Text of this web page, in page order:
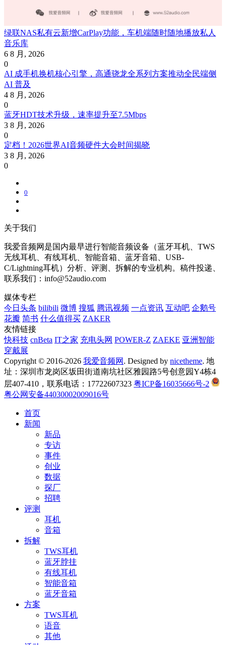
绿联NAS私有云新增CarPlay功能，车机端随时随地播放私人
音乐库
6 8 月, 2026
0
AI 成手机换机核心引擎，高通骁龙全系列方案推动全民端侧
AI 普及
4 8 月, 2026
0
蓝牙HDT技术升级，速率提升至7.5Mbps
3 8 月, 2026
0
定档！2026世界AI音频硬件大会时间揭晓
3 8 月, 2026
0
0
关于我们
我爱音频网是国内最早进行智能音频设备（蓝牙耳机、TWS
无线耳机、有线耳机、智能音箱、蓝牙音箱、USB-
C/Lightning耳机）分析、评测、拆解的专业机构。稿件投递、
联系我们：info@52audio.com
媒体专栏
今日头条 bilibili 微博 搜狐 腾讯视频 一点资讯 互动吧 企鹅号
花瓣 简书 什么值得买 ZAKER
友情链接
快科技 cnBeta IT之家 充电头网 POWER-Z ZAEKE 亚洲智能
穿戴展
Copyright © 2016-2026 我爱音频网 . Designed by nicetheme. 地
址：深圳市龙岗区坂田街道南坑社区雅园路5号创意园Y4栋4
层407-410，联系电话：17722607323 粤ICP备16035666号-2
粤公网安备44030002009016号
首页
新闻
新品
专访
事件
创业
数据
探厂
招聘
评测
耳机
音箱
拆解
TWS耳机
蓝牙脖挂
有线耳机
智能音箱
蓝牙音箱
方案
TWS耳机
语音
其他